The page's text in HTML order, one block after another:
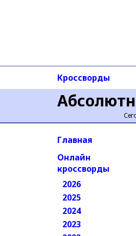
Кроссворды
Главная
Онлайн
кроссворды
2026
2025
2024
2023